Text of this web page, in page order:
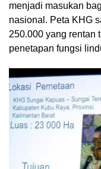
menjadi masukan
nasional. Peta KHG
250.000 yang rentan
penetapan fungsi